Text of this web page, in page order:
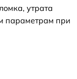
утрата
параметрам при